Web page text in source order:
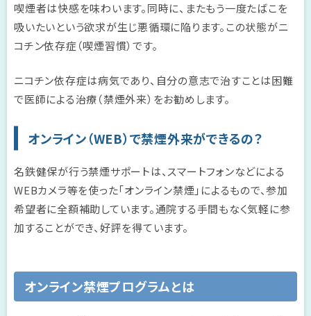
喫煙者は快感を味わいます。同時に、またもう一度たばこを
吸いたいという欲求が生じ悪循環に陥ります。この状態がニ
コチン依存症（喫煙習慣）です。
ニコチン依存症は病気であり、自分の意志で治すことは困難
で医師による治療（禁煙外来）をお勧めします。
オンライン（WEB）で禁煙外来ができるの？
名鉄健保が行う禁煙サポートは、スマートフォンなどによる
WEBカメラ等を使った「オンライン禁煙」によるもので、参加
希望者に全額補助しています。通院する手間もなく気軽に参
加することができ、好評を得ています。
オンライン禁煙プログラムとは